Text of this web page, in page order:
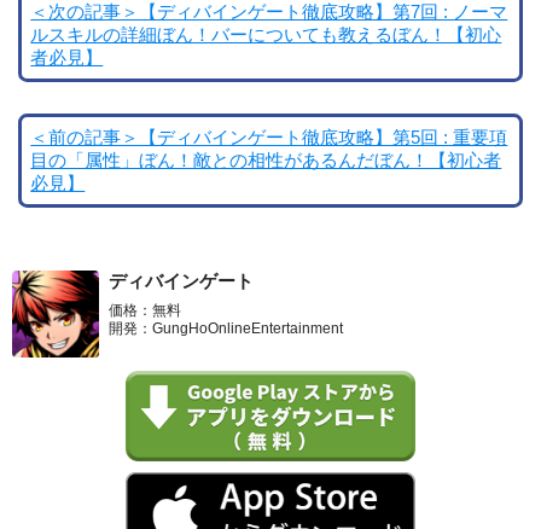
＜次の記事＞【ディバインゲート徹底攻略】第7回 : ノーマ
ルスキルの詳細ぼん！バーについても教えるぼん！【初心
者必見】
＜前の記事＞【ディバインゲート徹底攻略】第5回 : 重要項
目の「属性」ぼん！敵との相性があるんだぼん！【初心者
必見】
ディバインゲート
価格：無料
開発：GungHoOnlineEntertainment